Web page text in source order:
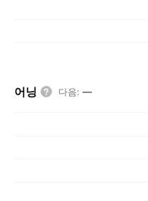
어닝 다음: —